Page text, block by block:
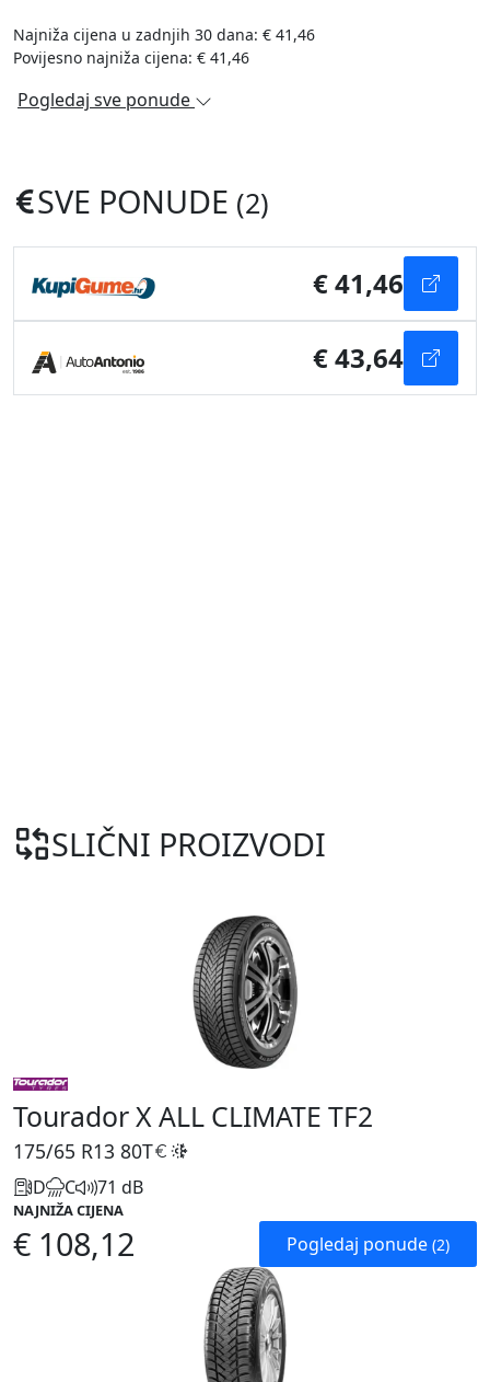
Najniža cijena u zadnjih 30 dana: € 41,46
Povijesno najniža cijena: € 41,46
Pogledaj sve ponude
SVE PONUDE (2)
€ 41,46
€ 43,64
SLIČNI PROIZVODI
Tourador X ALL CLIMATE TF2
175/65 R13 80T
D C 71 dB
NAJNIŽA CIJENA
€ 108,12 Pogledaj ponude (2)